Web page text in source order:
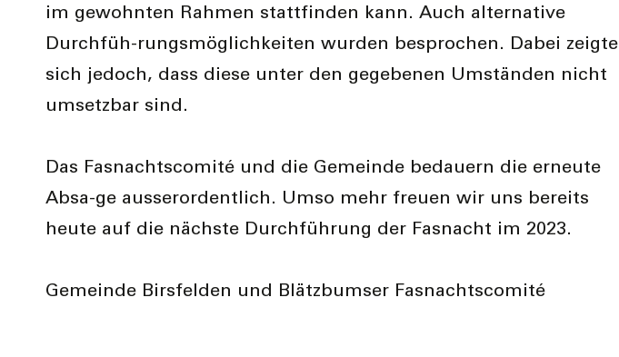
im gewohnten Rahmen stattfinden kann. Auch alternative
Durchfüh-rungsmöglichkeiten wurden besprochen. Dabei zeigte
sich jedoch, dass diese unter den gegebenen Umständen nicht
umsetzbar sind.
Das Fasnachtscomité und die Gemeinde bedauern die erneute
Absa-ge ausserordentlich. Umso mehr freuen wir uns bereits
heute auf die nächste Durchführung der Fasnacht im 2023.
Gemeinde Birsfelden und Blätzbumser Fasnachtscomité